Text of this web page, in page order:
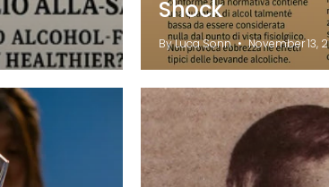
Shock
By Luca Sonn November 13,